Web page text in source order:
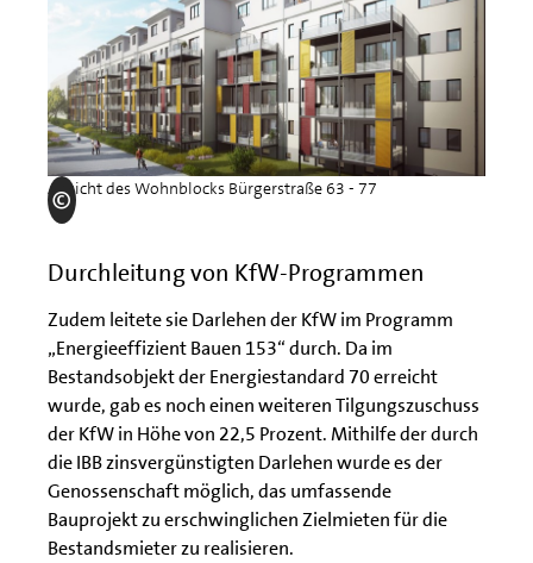
Ansicht des Wohnblocks Bürgerstraße 63 - 77
Durchleitung von KfW-Programmen
Zudem leitete sie Darlehen der KfW im Programm
„Energieeffizient Bauen 153“ durch. Da im
Bestandsobjekt der Energiestandard 70 erreicht
wurde, gab es noch einen weiteren Tilgungszuschuss
der KfW in Höhe von 22,5 Prozent. Mithilfe der durch
die IBB zinsvergünstigten Darlehen wurde es der
Genossenschaft möglich, das umfassende
Bauprojekt zu erschwinglichen Zielmieten für die
Bestandsmieter zu realisieren.